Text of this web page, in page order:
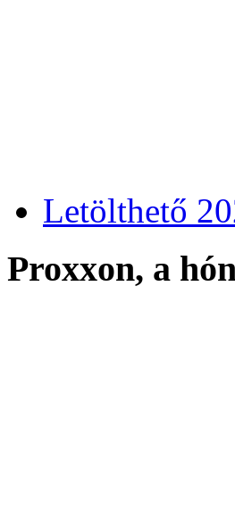
Letölthető
Proxxon, a